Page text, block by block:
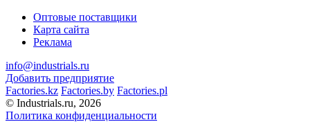
Оптовые поставщики
Карта сайта
Реклама
info@industrials.ru
Добавить предприятие
Factories.kz Factories.by Factories.pl
© Industrials.ru, 2026
Политика конфиденциальности